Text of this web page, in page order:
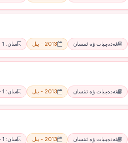
ئەدەبىيات ۋە ئىنسان 2013 - يىل سان: 1 - ئاي
ئەدەبىيات ۋە ئىنسان 2013 - يىل سان: 1 - ئاي
ئەدەبىيات ۋە ئىنسان 2013 - يىل سان: 1 - ئاي